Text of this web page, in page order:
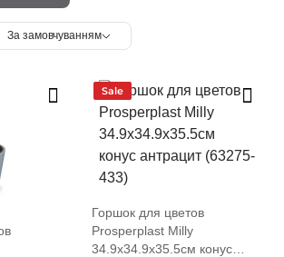
За замовчуванням
Sale
Горшок для цветов
Prosperplast Milly
34.9х34.9х35.5см конус